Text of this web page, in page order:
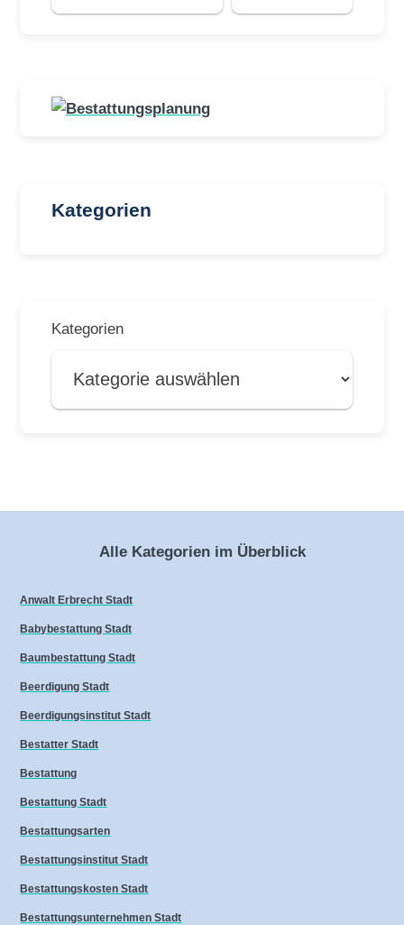
Kategorien
Kategorien
Alle Kategorien im Überblick
Anwalt Erbrecht Stadt
Babybestattung Stadt
Baumbestattung Stadt
Beerdigung Stadt
Beerdigungsinstitut Stadt
Bestatter Stadt
Bestattung
Bestattung Stadt
Bestattungsarten
Bestattungsinstitut Stadt
Bestattungskosten Stadt
Bestattungsunternehmen Stadt